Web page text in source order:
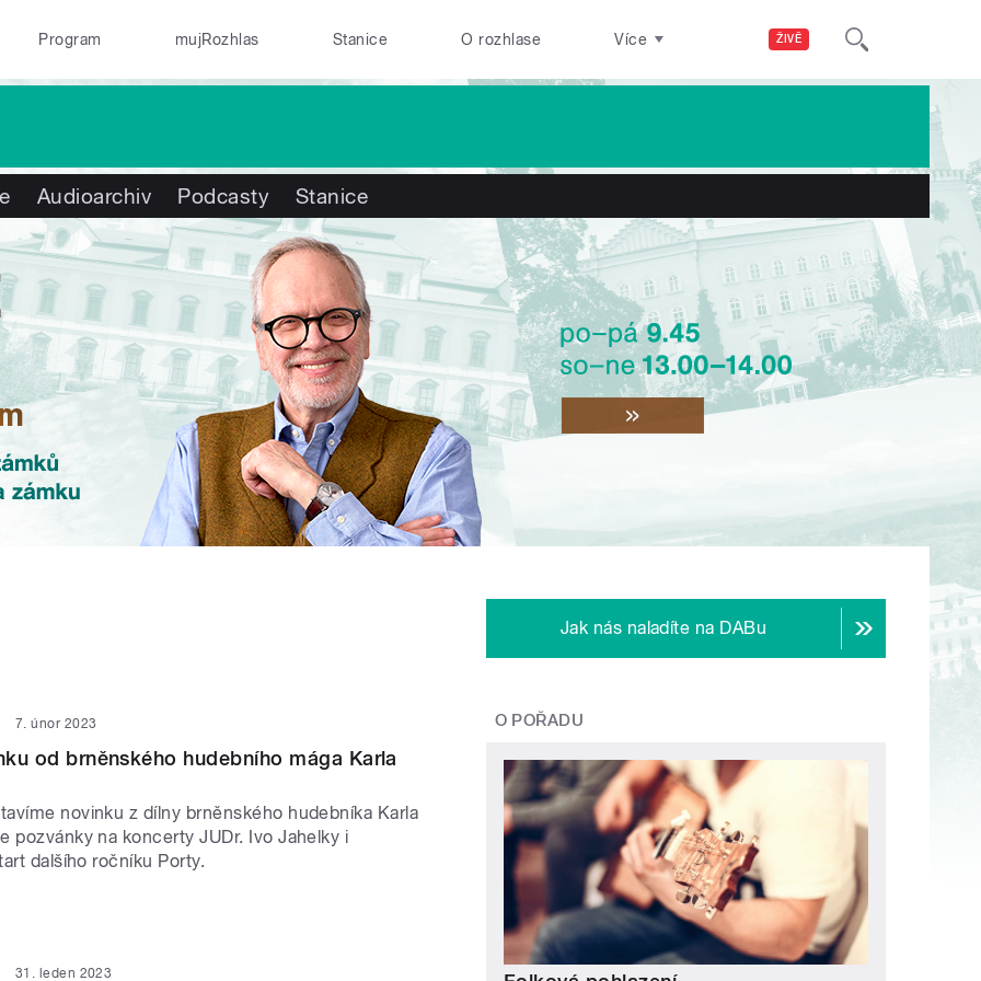
ŽIVĚ
Program mujRozhlas Stanice O rozhlase Více
Audioarchiv Podcasty Stanice
7. únor 2023
od brněnského hudebního mága Karla
novinku z dílny brněnského hudebníka Karla
pozvánky na koncerty JUDr. Ivo Jahelky i
dalšího ročníku Porty.
31. leden 2023
Jak nás naladíte na DABu
O POŘADU